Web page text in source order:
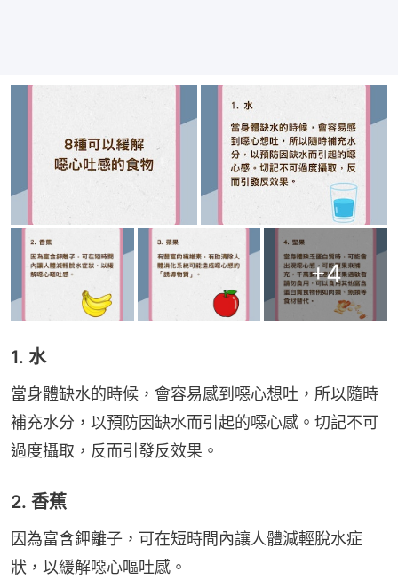
+4
1. 水
當身體缺水的時候，會容易感到噁心想吐，所以隨時
補充水分，以預防因缺水而引起的噁心感。切記不可
過度攝取，反而引發反效果。
2. 香蕉
因為富含鉀離子，可在短時間內讓人體減輕脫水症
狀，以緩解噁心嘔吐感。